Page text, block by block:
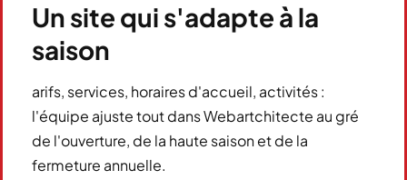
Un site qui s'adapte à la
saison
arifs, services, horaires d'accueil, activités :
l'équipe ajuste tout dans Webartchitecte au gré
de l'ouverture, de la haute saison et de la
fermeture annuelle.